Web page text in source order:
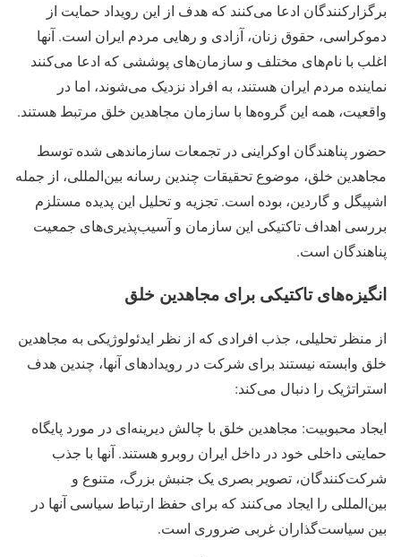
برگزارکنندگان ادعا می‌کنند که هدف از این رویداد حمایت از
دموکراسی، حقوق زنان، آزادی و رهایی مردم ایران است. آنها
اغلب با نام‌های مختلف و سازمان‌های پوششی که ادعا می‌کنند
نماینده مردم ایران هستند، به افراد نزدیک می‌شوند، اما در
واقعیت، همه این گروه‌ها با سازمان مجاهدین خلق مرتبط هستند.
حضور پناهندگان اوکراینی در تجمعات سازماندهی شده توسط
مجاهدین خلق، موضوع تحقیقات چندین رسانه بین‌المللی، از جمله
اشپیگل و گاردین، بوده است. تجزیه و تحلیل این پدیده مستلزم
بررسی اهداف تاکتیکی این سازمان و آسیب‌پذیری‌های جمعیت
پناهندگان است.
انگیزه‌های تاکتیکی برای مجاهدین خلق
از منظر تحلیلی، جذب افرادی که از نظر ایدئولوژیکی به مجاهدین
خلق وابسته نیستند برای شرکت در رویدادهای آنها، چندین هدف
استراتژیک را دنبال می‌کند:
ایجاد محبوبیت: مجاهدین خلق با چالش دیرینه‌ای در مورد پایگاه
حمایتی داخلی خود در داخل ایران روبرو هستند. آنها با جذب
شرکت‌کنندگان، تصویر بصری یک جنبش بزرگ، متنوع و
بین‌المللی را ایجاد می‌کنند که برای حفظ ارتباط سیاسی آنها در
بین سیاست‌گذاران غربی ضروری است.